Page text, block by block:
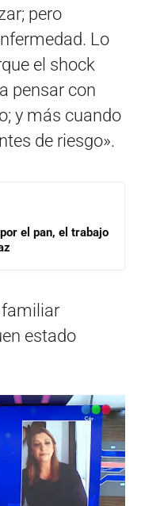
pero
Lo
el shock
pensar con
y más cuando
de riesgo».
el pan, el trabajo
familiar
estado